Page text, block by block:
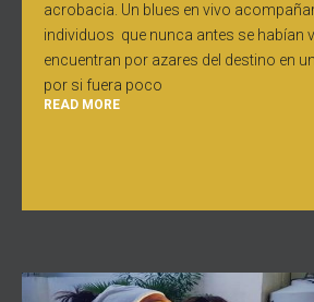
acrobacia. Un blues en vivo
individuos que nunca antes se habían
encuentran por azares del destino en
por si fuera poco
READ MORE